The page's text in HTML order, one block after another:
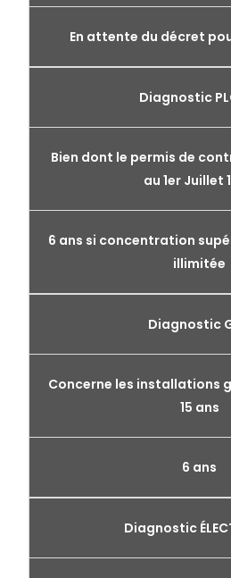
En attente du décret
Diagnostic
Bien dont le permis de
au 1er Juillet
6 ans si concentration
illimitée
Diagnostic
Concerne les installations
15 ans
6 ans
Diagnostic